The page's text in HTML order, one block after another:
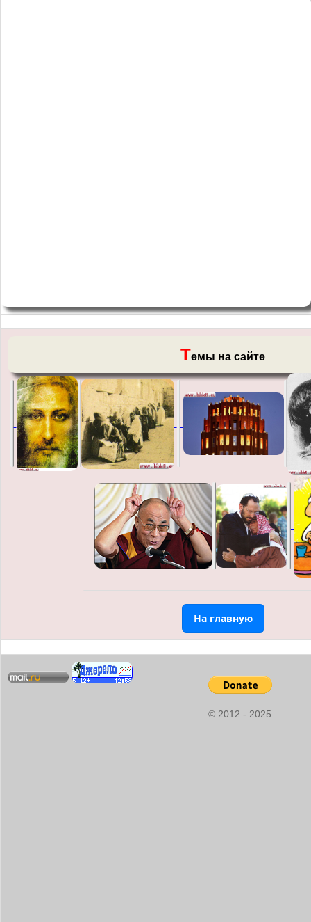
Темы на сайте
На главную
© 2012 - 2025